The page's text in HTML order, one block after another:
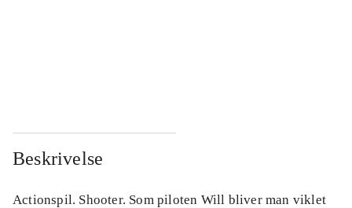
Beskrivelse
Actionspil. Shooter. Som piloten Will bliver man viklet